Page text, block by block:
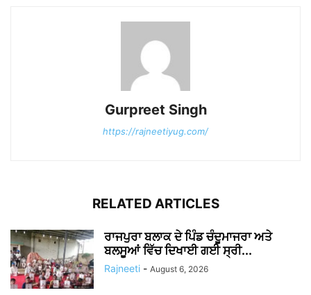
Gurpreet Singh
https://rajneetiyug.com/
RELATED ARTICLES
ਰਾਜਪੁਰਾ ਬਲਾਕ ਦੇ ਪਿੰਡ ਚੰਦੂਮਾਜਰਾ ਅਤੇ
ਬਲਸੂਆਂ ਵਿੱਚ ਦਿਖਾਈ ਗਈ ਸ੍ਰੀ...
Rajneeti - August 6, 2026